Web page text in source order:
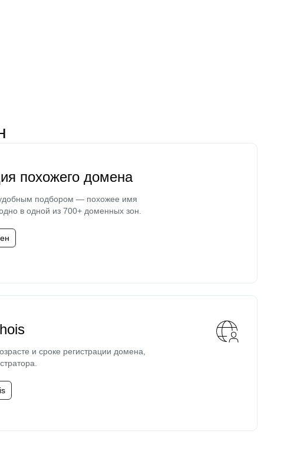
похожего домена
удобным подбором — похожее имя
в одной из 700+ доменных зон.
и сроке регистрации домена,